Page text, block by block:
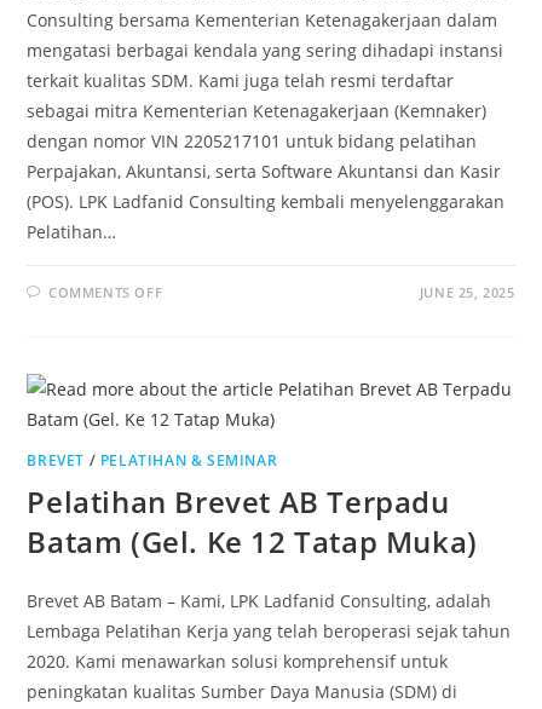
Consulting bersama Kementerian Ketenagakerjaan dalam
mengatasi berbagai kendala yang sering dihadapi instansi
terkait kualitas SDM. Kami juga telah resmi terdaftar
sebagai mitra Kementerian Ketenagakerjaan (Kemnaker)
dengan nomor VIN 2205217101 untuk bidang pelatihan
Perpajakan, Akuntansi, serta Software Akuntansi dan Kasir
(POS). LPK Ladfanid Consulting kembali menyelenggarakan
Pelatihan…
COMMENTS OFF JUNE 25, 2025
BREVET / PELATIHAN & SEMINAR
Pelatihan Brevet AB Terpadu
Batam (Gel. Ke 12 Tatap Muka)
Brevet AB Batam – Kami, LPK Ladfanid Consulting, adalah
Lembaga Pelatihan Kerja yang telah beroperasi sejak tahun
2020. Kami menawarkan solusi komprehensif untuk
peningkatan kualitas Sumber Daya Manusia (SDM) di